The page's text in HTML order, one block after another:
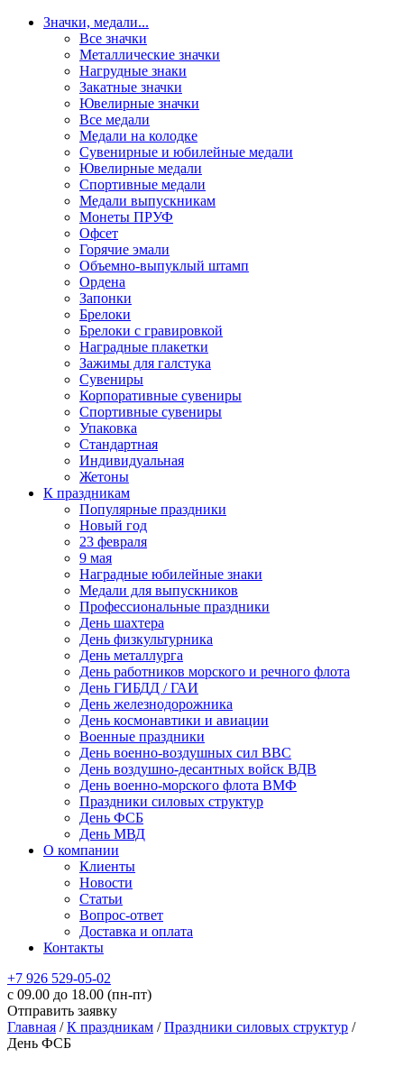
Значки, медали...
Все значки
Металлические значки
Нагрудные знаки
Закатные значки
Ювелирные значки
Все медали
Медали на колодке
Сувенирные и юбилейные медали
Ювелирные медали
Спортивные медали
Медали выпускникам
Монеты ПРУФ
Офсет
Горячие эмали
Объемно-выпуклый штамп
Ордена
Запонки
Брелоки
Брелоки с гравировкой
Наградные плакетки
Зажимы для галстука
Сувениры
Корпоративные сувениры
Спортивные сувениры
Упаковка
Стандартная
Индивидуальная
Жетоны
К праздникам
Популярные праздники
Новый год
23 февраля
9 мая
Наградные юбилейные знаки
Медали для выпускников
Профессиональные праздники
День шахтера
День физкультурника
День металлурга
День работников морского и речного флота
День ГИБДД / ГАИ
День железнодорожника
День космонавтики и авиации
Военные праздники
День военно-воздушных сил ВВС
День воздушно-десантных войск ВДВ
День военно-морского флота ВМФ
Праздники силовых структур
День ФСБ
День МВД
О компании
Клиенты
Новости
Статьи
Вопрос-ответ
Доставка и оплата
Контакты
+7 926 529-05-02
c 09.00 до 18.00 (пн-пт)
Отправить заявку
Главная /К праздникам /Праздники силовых структур /
День ФСБ